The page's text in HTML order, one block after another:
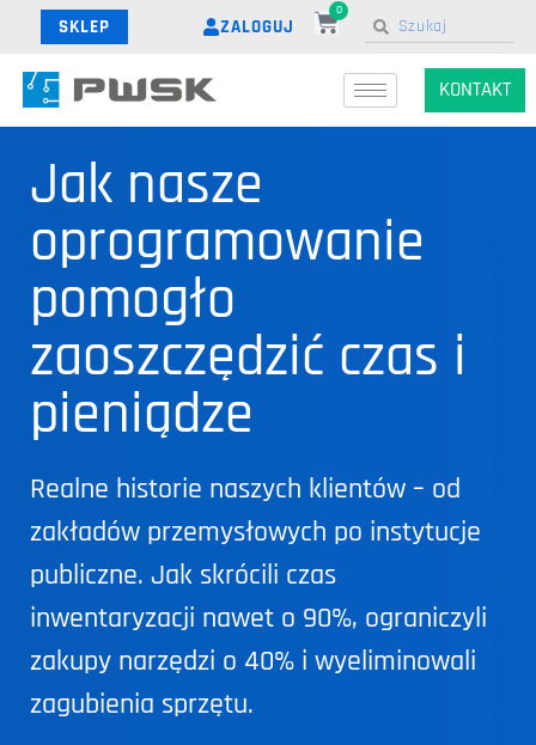
SKLEP ZALOGUJ
0
KONTAKT
Jak nasze
oprogramowanie
pomogło
zaoszczędzić czas i
pieniądze
Realne historie naszych klientów – od
zakładów przemysłowych po instytucje
publiczne. Jak skrócili czas
inwentaryzacji nawet o 90%, ograniczyli
zakupy narzędzi o 40% i wyeliminowali
zagubienia sprzętu.